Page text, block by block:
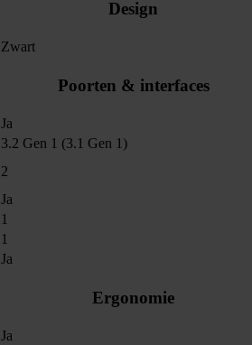
Design
Zwart
Poorten & interfaces
Ja
3.2 Gen 1 (3.1 Gen 1)
2
Ja
1
1
Ja
Ergonomie
Ja